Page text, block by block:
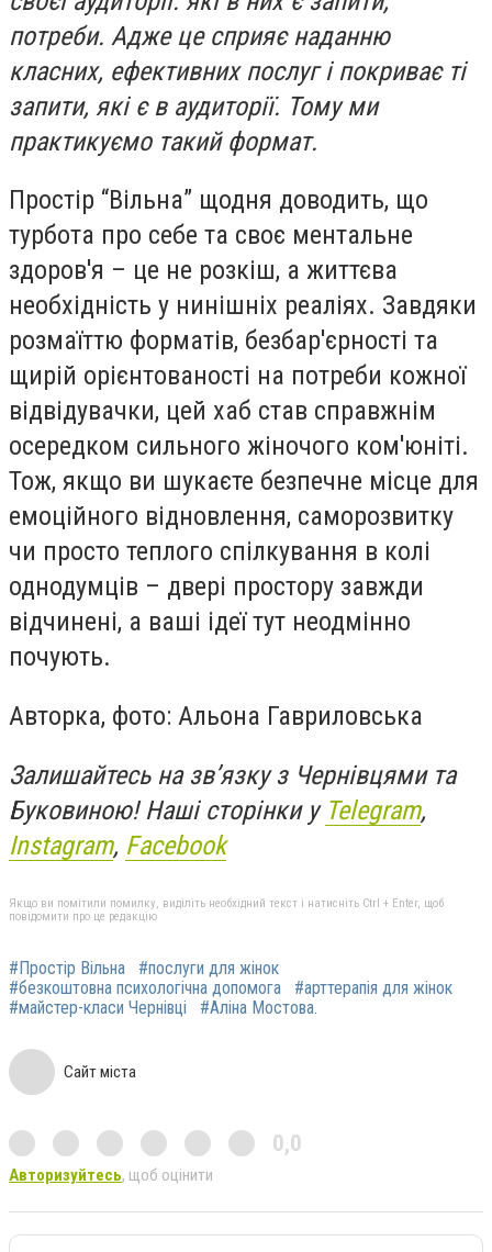
потреби. Адже це сприяє наданню
класних, ефективних послуг і покриває ті
запити, які є в аудиторії. Тому ми
практикуємо такий формат.
Простір “Вільна” щодня доводить, що
турбота про себе та своє ментальне
здоров'я – це не розкіш, а життєва
необхідність у нинішніх реаліях. Завдяки
розмаїттю форматів, безбар'єрності та
щирій орієнтованості на потреби кожної
відвідувачки, цей хаб став справжнім
осередком сильного жіночого ком'юніті.
Тож, якщо ви шукаєте безпечне місце для
емоційного відновлення, саморозвитку
чи просто теплого спілкування в колі
однодумців – двері простору завжди
відчинені, а ваші ідеї тут неодмінно
почують.
Авторка, фото: Альона Гавриловська
Залишайтесь на зв’язку з Чернівцями та
Буковиною! Наші сторінки у Telegram,
Instagram, Facebook
Якщо ви помітили помилку, виділіть необхідний текст і натисніть Ctrl + Enter, щоб
повідомити про це редакцію
#Простір Вільна
#послуги для жінок
#безкоштовна психологічна допомога
#арттерапія для жінок
#майстер-класи Чернівці
#Аліна Мостова.
Сайт міста
0,0
Авторизуйтесь, щоб оцінити